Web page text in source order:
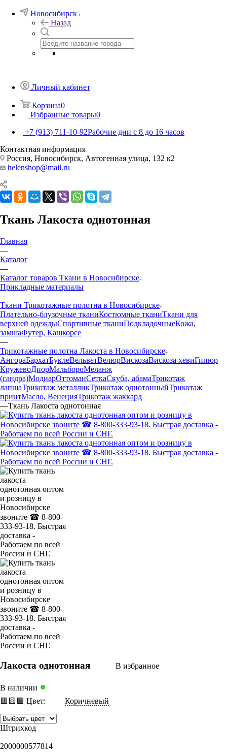
Новосибирск
Назад
Личный кабинет
Корзина0
Избранные товары0
+7 (913) 711-10-92Рабочие дни с 8 до 16 часов
Контактная информация
Россия, Новосибирск, Автогенная улица, 132 к2
helenshop@mail.ru
Ткань Лакоста однотонная
Главная
—
Каталог
—
Каталог товаров Ткани в Новосибирске
Прикладные материалы
—
Ткани Трикотажные полотна в Новосибирске
Плательно-блузочные тканиКостюмные тканиТкани для
верхней одеждыСпортивные тканиПодкладочныеКожа,
замшаФутер, Кашкорсе
—
Трикотажные полотна Лакоста в Новосибирске
АнгораБархатБуклеВельветВелюрВискозаВискоза хевиГипюр
КружевоДиорМальбороМеланж
(сандра)МодиарОттоманСеткаСкуба, абамаТрикотаж
лапшаТрикотаж металликТрикотаж однотонныйТрикотаж
принтМасло, ВенецияТрикотаж жаккард
—Ткань Лакоста однотонная
Лакоста однотонная В избранное
В наличии ●
🟥 🟨 🟩 Цвет: Коричневый
Штрихкод
—
2000000577814